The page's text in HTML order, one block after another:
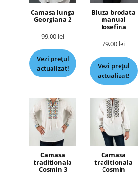
Camasa lunga
Georgiana 2
99,00 lei
Vezi prețul
actualizat!
Bluza brodata
manual
Iosefina
79,00 lei
Vezi prețul
actualizat!
Camasa
traditionala
Cosmin 3
Camasa
traditionala
Cosmin